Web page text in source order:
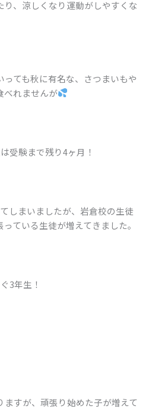
、涼しくなり運動がしやすくな
ても秋に有名な、さつまいもや
べれませんが
受験まで残り4ヶ月！
しまいましたが、岩倉校の生徒
ている生徒が増えてきました。
3年生！
すが、頑張り始めた子が増えて